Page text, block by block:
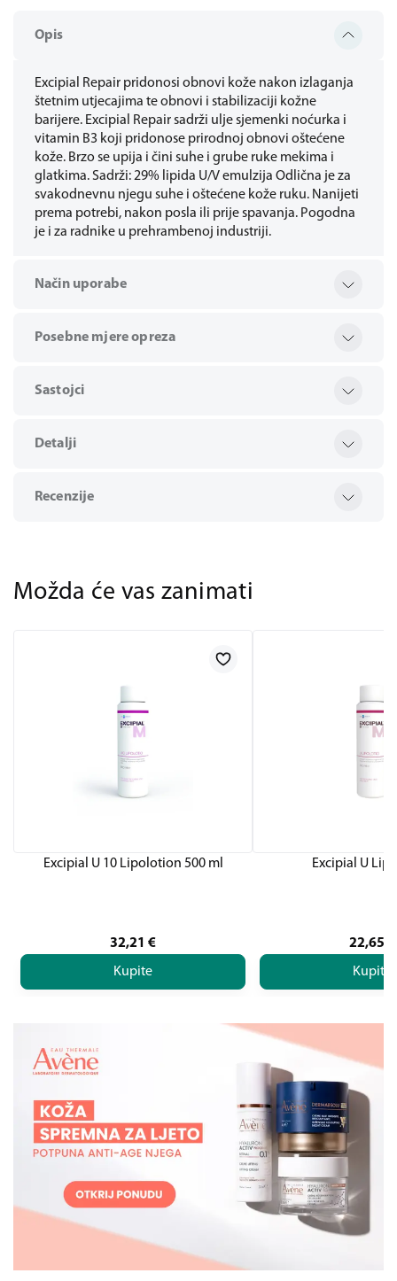
Opis
Excipial Repair pridonosi obnovi kože nakon izlaganja
štetnim utjecajima te obnovi i stabilizaciji kožne
barijere. Excipial Repair sadrži ulje sjemenki noćurka i
vitamin B3 koji pridonose prirodnoj obnovi oštećene
kože. Brzo se upija i čini suhe i grube ruke mekima i
glatkima. Sadrži: 29% lipida U/V emulzija Odlična je za
svakodnevnu njegu suhe i oštećene kože ruku. Nanijeti
prema potrebi, nakon posla ili prije spavanja. Pogodna
je i za radnike u prehrambenoj industriji.
Način uporabe
Posebne mjere opreza
Sastojci
Detalji
Recenzije
Možda će vas zanimati
Excipial U 10 Lipolotion 500 ml
32,21 €
Kupite
Excipial U
22,65
Kupite